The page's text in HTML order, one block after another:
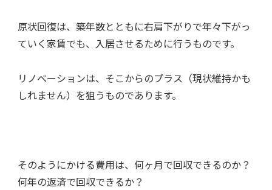
原状回復は、築年数とともに右肩下がりで年々下がっ
ていく家賃でも、入居させるために行うものです。
リノベーションは、そこからのプラス（現状維持かも
しれません）を狙うものであります。
そのようにかける費用は、何ヶ月で回収できるのか？
何年の返済で回収できるか？